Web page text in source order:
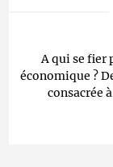
A qui se fier
économique ?
consacrée